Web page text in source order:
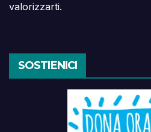
valorizzarti.
SOSTIENICI